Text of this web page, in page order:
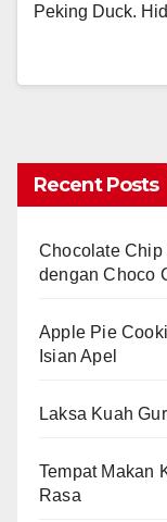
Peking Duck.
Recent Posts
Chocolate Chip
dengan Choco
Apple Pie
Isian Apel
Laksa Kuah
Tempat Makan
Rasa